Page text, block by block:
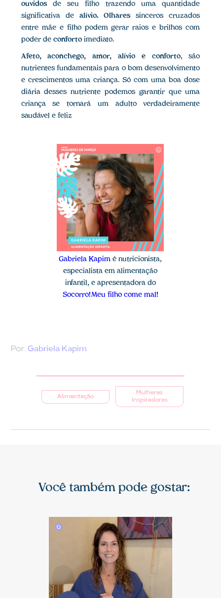
ouvidosde seu filho trazendo uma quantidade
significativa de alívio. Olharessinceros cruzados
entre mãe e filho podem gerar raios e brilhos com
poder de confortoimediato.
Afeto, aconchego, amor, alívio e conforto, são
nutrientes fundamentais para o bom desenvolvimento
e crescimentos uma criança. Só com uma boa dose
diária desses nutriente podemos garantir que uma
criança se tornará um adulto verdadeiramente
saudável e feliz
Gabriela Kapim é nutricionista,
especialista em alimentação
infantil, e apresentadora do
Socorro! Meu filho come mal!
Gabriela Kapim
Por:
Alimentação
Mulheres
Inspiradoras
Você também pode gostar: